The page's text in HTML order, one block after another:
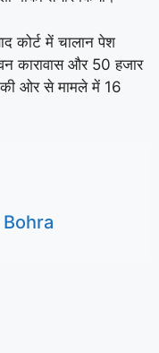
कोर्ट में चालान पेश
कारावास और 50 हजार
की ओर से मामले में 16